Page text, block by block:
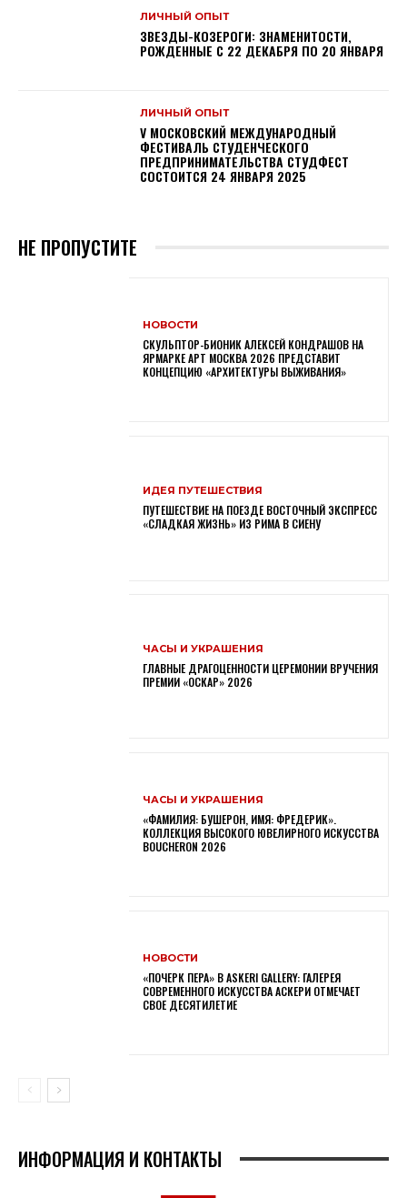
ЛИЧНЫЙ ОПЫТ
ЗВЕЗДЫ-КОЗЕРОГИ: ЗНАМЕНИТОСТИ,
РОЖДЕННЫЕ С 22 ДЕКАБРЯ ПО 20 ЯНВАРЯ
ЛИЧНЫЙ ОПЫТ
V МОСКОВСКИЙ МЕЖДУНАРОДНЫЙ
ФЕСТИВАЛЬ СТУДЕНЧЕСКОГО
ПРЕДПРИНИМАТЕЛЬСТВА СТУДФЕСТ
СОСТОИТСЯ 24 ЯНВАРЯ 2025
НЕ ПРОПУСТИТЕ
НОВОСТИ
СКУЛЬПТОР-БИОНИК АЛЕКСЕЙ КОНДРАШОВ НА
ЯРМАРКЕ АРТ МОСКВА 2026 ПРЕДСТАВИТ
КОНЦЕПЦИЮ «АРХИТЕКТУРЫ ВЫЖИВАНИЯ»
ИДЕЯ ПУТЕШЕСТВИЯ
ПУТЕШЕСТВИЕ НА ПОЕЗДЕ ВОСТОЧНЫЙ ЭКСПРЕСС
«СЛАДКАЯ ЖИЗНЬ» ИЗ РИМА В СИЕНУ
ЧАСЫ И УКРАШЕНИЯ
ГЛАВНЫЕ ДРАГОЦЕННОСТИ ЦЕРЕМОНИИ ВРУЧЕНИЯ
ПРЕМИИ «ОСКАР» 2026
ЧАСЫ И УКРАШЕНИЯ
«ФАМИЛИЯ: БУШЕРОН, ИМЯ: ФРЕДЕРИК».
КОЛЛЕКЦИЯ ВЫСОКОГО ЮВЕЛИРНОГО ИСКУССТВА
BOUCHERON 2026
НОВОСТИ
«ПОЧЕРК ПЕРА» В ASKERI GALLERY: ГАЛЕРЕЯ
СОВРЕМЕННОГО ИСКУССТВА АСКЕРИ ОТМЕЧАЕТ
СВОЕ ДЕСЯТИЛЕТИЕ
ИНФОРМАЦИЯ И КОНТАКТЫ